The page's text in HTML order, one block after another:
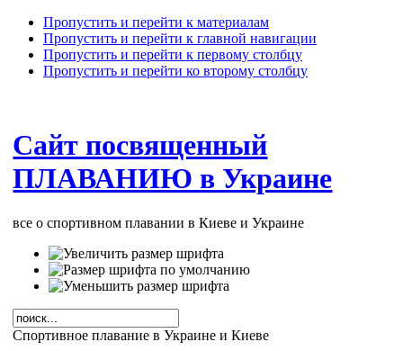
Пропустить и перейти к материалам
Пропустить и перейти к главной навигации
Пропустить и перейти к первому столбцу
Пропустить и перейти ко второму столбцу
Сайт посвященный
ПЛАВАНИЮ в Украине
все о спортивном плавании в Киеве и Украине
Спортивное плавание в Украине и Киеве